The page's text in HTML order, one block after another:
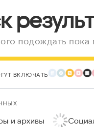
подождать
ВКЛЮЧАТЬ
и архивы